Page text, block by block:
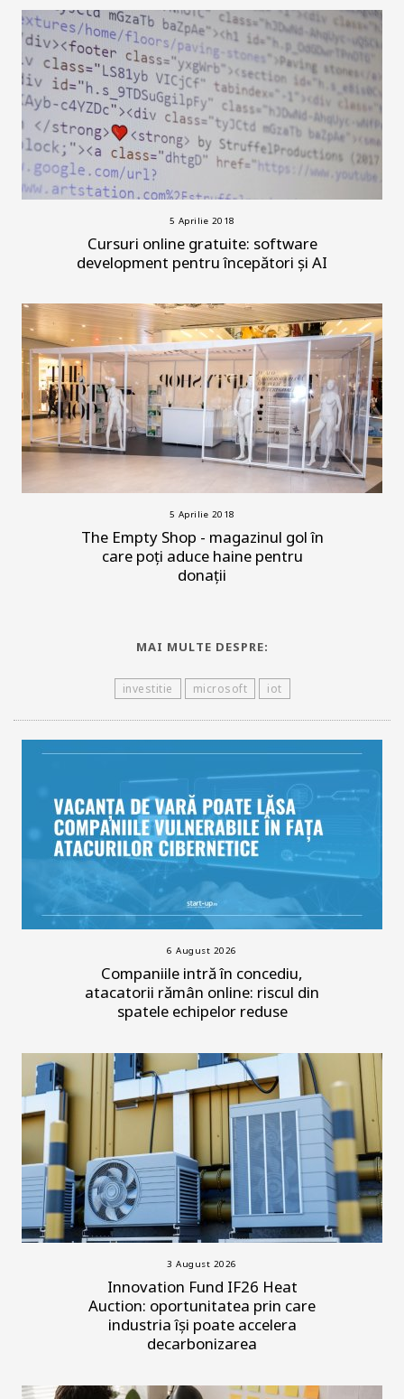
5 Aprilie 2018
Cursuri online gratuite: software
development pentru începători și AI
5 Aprilie 2018
The Empty Shop - magazinul gol în
care poți aduce haine pentru
donații
MAI MULTE DESPRE:
investitie microsoft iot
6 August 2026
Companiile intră în concediu,
atacatorii rămân online: riscul din
spatele echipelor reduse
3 August 2026
Innovation Fund IF26 Heat
Auction: oportunitatea prin care
industria își poate accelera
decarbonizarea